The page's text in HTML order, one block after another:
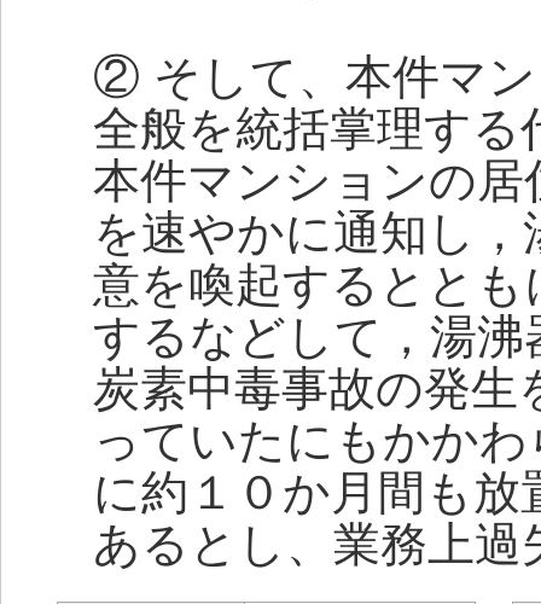
② そして、本件マ
全般を統括掌理する
本件マンションの
を速やかに通知し
意を喚起するとと
するなどして，湯
炭素中毒事故の発生
っていたにもかか
に約１０か月間も
あるとし、業務上